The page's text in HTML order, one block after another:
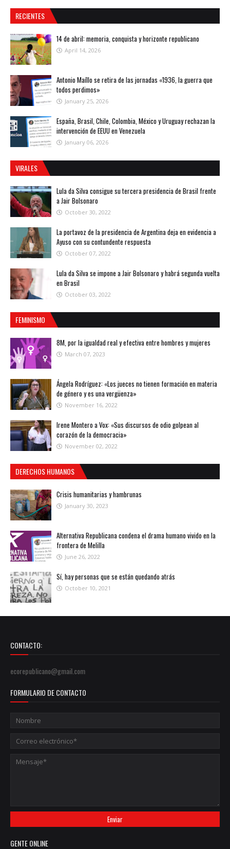
RECIENTES
14 de abril: memoria, conquista y horizonte republicano
April 14, 2026
Antonio Maíllo se retira de las jornadas «1936, la guerra que
todos perdimos»
January 25, 2026
España, Brasil, Chile, Colombia, México y Uruguay rechazan la
intervención de EEUU en Venezuela
January 06, 2026
VIRALES
Lula da Silva consigue su tercera presidencia de Brasil frente
a Jair Bolsonaro
October 30, 2022
La portavoz de la presidencia de Argentina deja en evidencia a
Ayuso con su contundente respuesta
October 07, 2022
Lula da Silva se impone a Jair Bolsonaro y habrá segunda vuelta
en Brasil
October 03, 2022
FEMINISMO
8M, por la igualdad real y efectiva entre hombres y mujeres
March 07, 2023
Ángela Rodríguez: «Los jueces no tienen formación en materia
de género y es una vergüenza»
November 16, 2022
Irene Montero a Vox: «Sus discursos de odio golpean al
corazón de la democracia»
November 02, 2022
DERECHOS HUMANOS
Crisis humanitarias y hambrunas
January 30, 2023
Alternativa Republicana condena el drama humano vivido en la
frontera de Melilla
June 26, 2022
Sí, hay personas que se están quedando atrás
October 10, 2021
CONTACTO:
ecorepublicano@gmail.com
FORMULARIO DE CONTACTO
GENTE ONLINE